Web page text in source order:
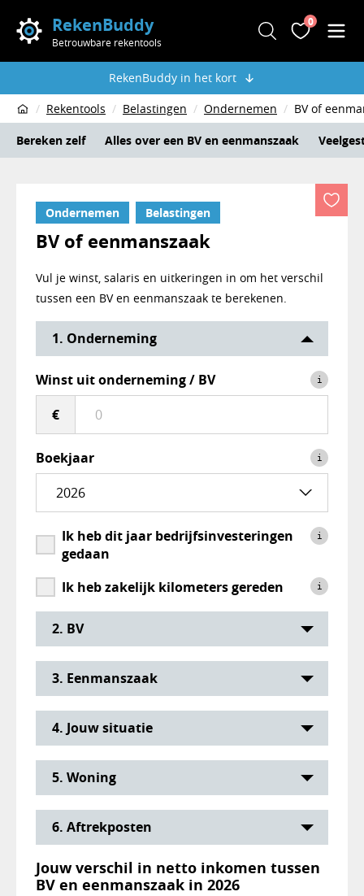
RekenBuddy
Betrouwbare rekentools Zoeken
0
RekenBuddy in het kort
HomeRekentools Belastingen Ondernemen BV of
Bereken zelf Alles over een BV en eenmanszaak
Ondernemen Belastingen
BV of eenmanszaak
Vul je winst, salaris en uitkeringen in om het verschil
tussen een BV en eenmanszaak te berekenen.
1. Onderneming
Winst uit onderneming / BV i
€
Boekjaar i
Ik heb dit jaar bedrijfsinvesteringen
gedaan
i
Ik heb zakelijk kilometers gereden i
2. BV
3. Eenmanszaak
4. Jouw situatie
5. Woning
6. Aftrekposten
Jouw verschil in netto inkomen tussen
BV en eenmanszaak in 2026